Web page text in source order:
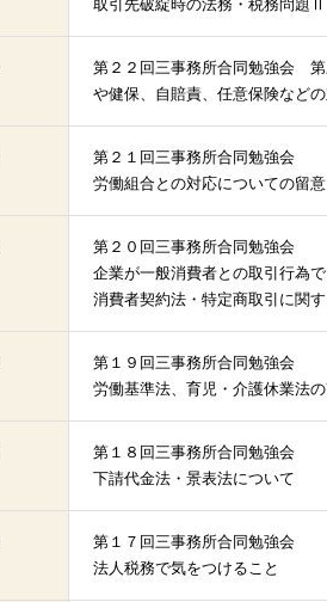
取引先破綻時の法務・税務問題Ⅱ
第２２回三事務所合同勉強会
や健保、自賠責、任意保険など
第２１回三事務所合同勉強会
労働組合との対応についての留
第２０回三事務所合同勉強会
企業が一般消費者との取引行為
消費者契約法・特定商取引に関
第１９回三事務所合同勉強会
労働基準法、育児・介護休業法
第１８回三事務所合同勉強会
下請代金法・景表法について
第１７回三事務所合同勉強会
法人税務で気をつけること